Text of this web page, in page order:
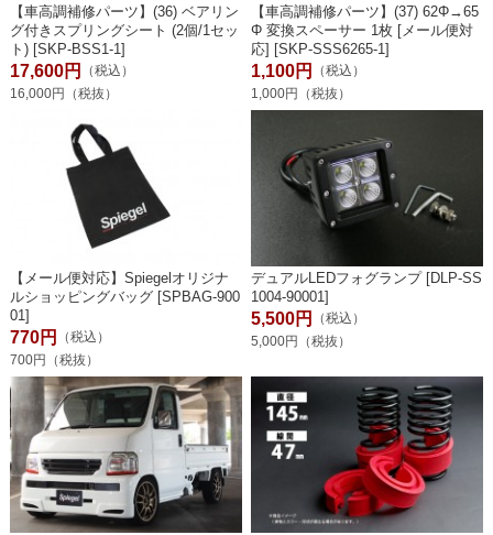
【車高調補修パーツ】(36) ベアリン
グ付きスプリングシート (2個/1セッ
ト) [SKP-BSS1-1]
17,600円
（税込）
16,000円（税抜）
【車高調補修パーツ】(37) 62Φ→65
Φ 変換スペーサー 1枚 [メール便対
応] [SKP-SSS6265-1]
1,100円
（税込）
1,000円（税抜）
【メール便対応】Spiegelオリジナ
ルショッピングバッグ [SPBAG-900
01]
770円
（税込）
700円（税抜）
デュアルLEDフォグランプ [DLP-SS
1004-90001]
5,500円
（税込）
5,000円（税抜）